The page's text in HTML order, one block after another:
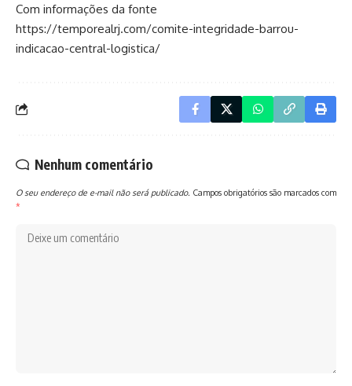
Com informações da fonte
https://temporealrj.com/comite-integridade-barrou-
indicacao-central-logistica/
Nenhum comentário
O seu endereço de e-mail não será publicado. Campos obrigatórios são marcados com
*